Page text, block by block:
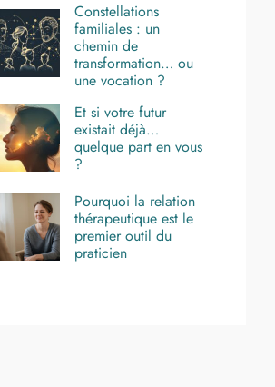
Constellations
familiales : un
chemin de
transformation… ou
une vocation ?
Et si votre futur
existait déjà…
quelque part en vous
?
Pourquoi la relation
thérapeutique est le
premier outil du
praticien